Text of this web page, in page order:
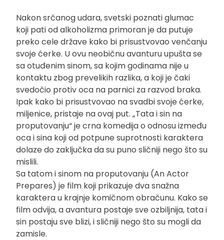
Nakon srčanog udara, svetski poznati glumac
koji pati od alkoholizma primoran je da putuje
preko cele države kako bi prisustvovao venčanju
svoje ćerke. U ovu neobičnu avanturu upušta se
sa otuđenim sinom, sa kojim godinama nije u
kontaktu zbog prevelikih razlika, a koji je čaki
svedočio protiv oca na parnici za razvod braka.
Ipak kako bi prisustvovao na svadbi svoje ćerke,
miljenice, pristaje na ovaj put. „Tata i sin na
proputovanju“ je crna komedija o odnosu između
oca i sina koji od potpune suprotnosti karaktera
dolaze do zaključka da su puno sličniji nego što su
mislili.
Sa tatom i sinom na proputovanju (An Actor
Prepares) je film koji prikazuje dva snažna
karaktera u krajnje komičnom obračunu. Kako se
film odvija, a avantura postaje sve ozbiljnija, tata i
sin postaju sve blizi, i sličniji nego što su mogli da
zamisle.